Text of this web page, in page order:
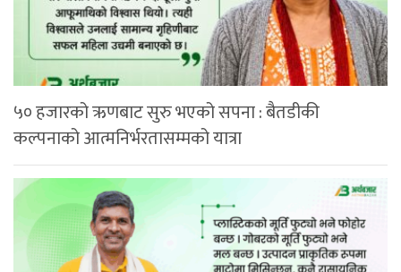
५० हजारको ऋणबाट सुरु भएको सपना : बैतडीकी
कल्पनाको आत्मनिर्भरतासम्मको यात्रा